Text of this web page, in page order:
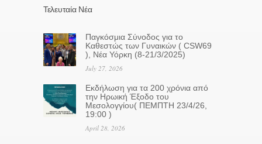
Τελευταία Νέα
Παγκόσμια Σύνοδος για το
Καθεστώς των Γυναικών ( CSW69
), Νέα Υόρκη (8-21/3/2025)
July 27, 2026
Eκδήλωση για τα 200 χρόνια από
την Ηρωική Έξοδο του
Μεσολογγίου( ΠΕΜΠΤΗ 23/4/26,
19:00 )
April 28, 2026